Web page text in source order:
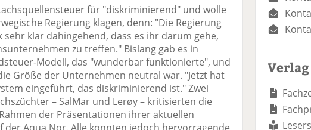
für "diskriminierend" und wolle
Regierung klagen, denn: "Die Regierung
klar dahingehend, dass es ihr darum gehe,
zu treffen." Bislang gab es in
Modell, das "wunderbar funktionierte", und
Größe der Unternehmen neutral war. "Jetzt hat
eingeführt, das diskriminierend ist." Zwei
– SalMar und Lerøy – kritisierten die
der Präsentationen ihrer aktuellen
Verlag